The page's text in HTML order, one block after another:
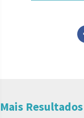
Mais Resultados